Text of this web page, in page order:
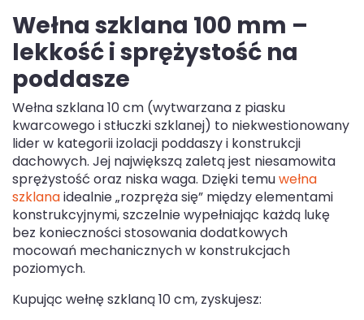
Wełna szklana 100 mm –
lekkość i sprężystość na
poddasze
Wełna szklana 10 cm (wytwarzana z piasku
kwarcowego i stłuczki szklanej) to niekwestionowany
lider w kategorii izolacji poddaszy i konstrukcji
dachowych. Jej największą zaletą jest niesamowita
sprężystość oraz niska waga. Dzięki temuwełna
szklanaidealnie „rozpręża się” między elementami
konstrukcyjnymi, szczelnie wypełniając każdą lukę
bez konieczności stosowania dodatkowych
mocowań mechanicznych w konstrukcjach
poziomych.
Kupując wełnę szklaną 10 cm, zyskujesz: